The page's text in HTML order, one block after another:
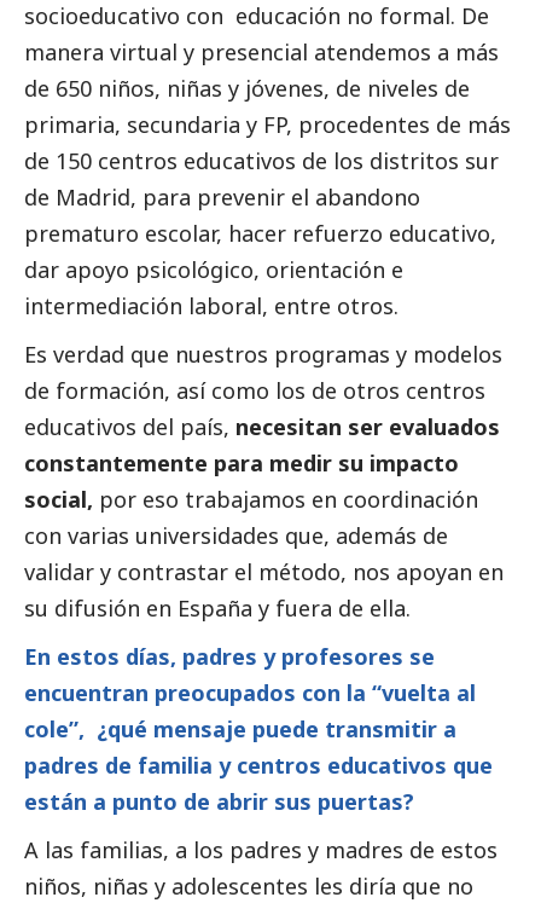
socioeducativo con educación no formal. De
manera virtual y presencial atendemos a más
de 650 niños, niñas y jóvenes, de niveles de
primaria, secundaria y FP, procedentes de más
de 150 centros educativos de los distritos sur
de Madrid, para prevenir el abandono
prematuro escolar, hacer refuerzo educativo,
dar apoyo psicológico, orientación e
intermediación laboral, entre otros.
Es verdad que nuestros programas y modelos
de formación, así como los de otros centros
educativos del país, necesitan ser evaluados
constantemente para medir su impacto
social, por eso trabajamos en coordinación
con varias universidades que, además de
validar y contrastar el método, nos apoyan en
su difusión en España y fuera de ella.
En estos días, padres y profesores se
encuentran preocupados con la “vuelta al
cole”, ¿qué mensaje puede transmitir a
padres de familia y centros educativos que
están a punto de abrir sus puertas?
A las familias, a los padres y madres de estos
niños, niñas y adolescentes les diría que no